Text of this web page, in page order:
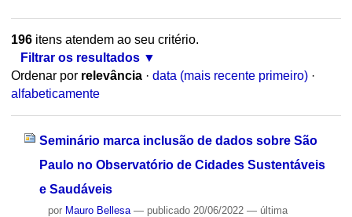
196itens atendem ao seu critério.
Filtrar os resultados
Ordenar por relevância · data (mais recente primeiro) ·
alfabeticamente
Seminário marca inclusão de dados sobre São
Paulo no Observatório de Cidades Sustentáveis
e Saudáveis
por Mauro Bellesa — publicado20/06/2022 — última